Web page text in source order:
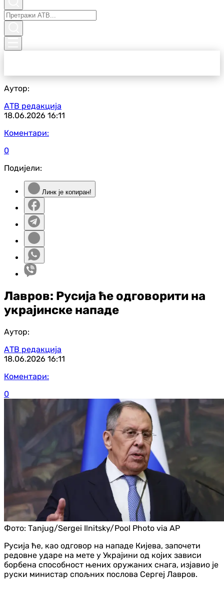
Аутор:
АТВ редакција
18.06.2026 16:11
Коментари:
0
Подијели:
Линк је копиран!
Лавров: Русија ће одговорити на
украјинске нападе
Аутор:
АТВ редакција
18.06.2026 16:11
Коментари:
0
Фото: Таnjug/Sergei Ilnitsky/Pool Photo via AP
Русија ће, као одговор на нападе Кијева, започети
редовне ударе на мете у Украјини од којих зависи
борбена способност њених оружаних снага, изјавио је
руски министар спољних послова Сергеј Лавров.